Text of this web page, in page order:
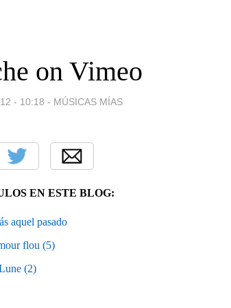
on Vimeo
- 10:18 - MÚSICAS MÍAS
EN ESTE BLOG:
aquel pasado
flou (5)
(2)